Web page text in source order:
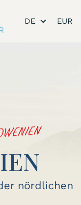
DE
nördlichen